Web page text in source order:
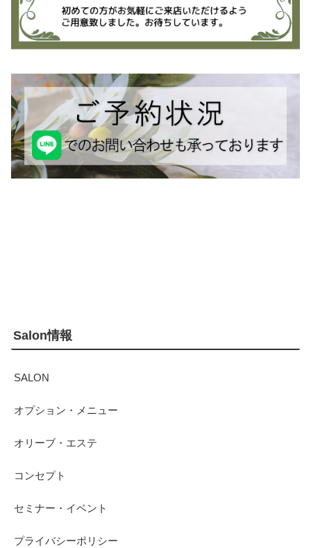
Salon情報
SALON
オプション・メニュー
オリーブ・エステ
コンセプト
セミナー・イベント
プライバシーポリシー